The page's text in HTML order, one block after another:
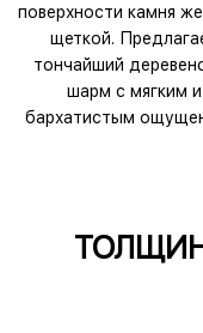
поверхности камня
щеткой.
тончайший
шарм с мягким и
бархатистым